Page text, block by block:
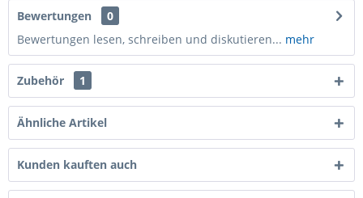
Bewertungen
0
Bewertungen lesen, schreiben und diskutieren... mehr
Zubehör 1
Ähnliche Artikel
Kunden kauften auch